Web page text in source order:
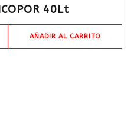
40Lt
AÑADIR AL CARRITO